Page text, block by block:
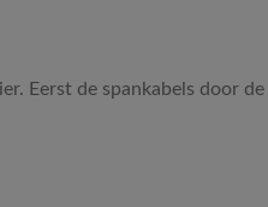
Eerst de spankabels door